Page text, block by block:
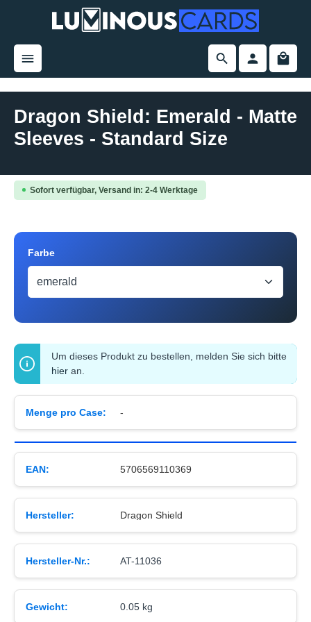
springen
Dragon Shield: Emerald - Matte
Sleeves - Standard Size
Bildergalerie überspringen
Sofort verfügbar, Versand in: 2-4 Werktage
Farbeauswählen
Um dieses Produkt zu bestellen, melden Sie sich bitte
hier an.
Menge pro Case: -
EAN: 5706569110369
Hersteller: Dragon Shield
Hersteller-Nr.: AT-11036
Gewicht: 0.05 kg